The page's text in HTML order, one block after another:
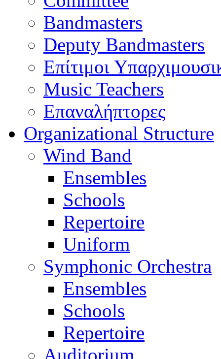
Bandmasters
Deputy Bandmasters
Επίτιμοι
Music Teachers
Επαναλήπτορες
Organizational Structure
Wind Band
Ensembles
Schools
Repertoire
Uniform
Symphonic Orchestra
Ensembles
Schools
Repertoire
Auditorium